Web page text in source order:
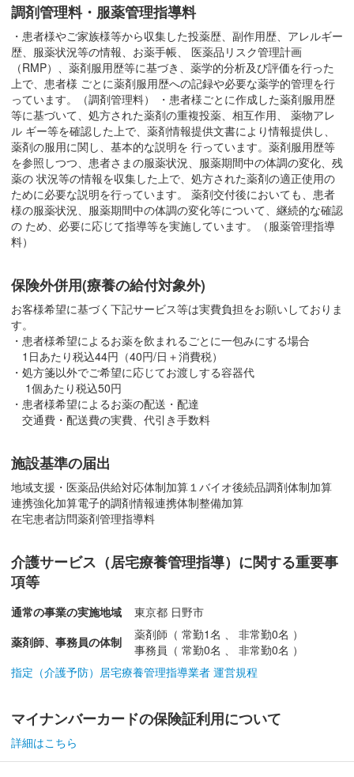
調剤管理料・服薬管理指導料
・患者様やご家族様等から収集した投薬歴、副作用歴、アレルギー
歴、服薬状況等の情報、お薬手帳、 医薬品リスク管理計画
（RMP）、薬剤服用歴等に基づき、薬学的分析及び評価を行った
上で、患者様 ごとに薬剤服用歴への記録や必要な薬学的管理を行
っています。（調剤管理料） ・患者様ごとに作成した薬剤服用歴
等に基づいて、処方された薬剤の重複投薬、相互作用、 薬物アレ
ル ギー等を確認した上で、薬剤情報提供文書により情報提供し、
薬剤の服用に関し、基本的な説明を 行っています。薬剤服用歴等
を参照しつつ、患者さまの服薬状況、服薬期間中の体調の変化、残
薬の 状況等の情報を収集した上で、処方された薬剤の適正使用の
ために必要な説明を行っています。 薬剤交付後においても、患者
様の服薬状況、服薬期間中の体調の変化等について、継続的な確認
の ため、必要に応じて指導等を実施しています。（服薬管理指導
料）
保険外併用(療養の給付対象外)
お客様希望に基づく下記サービス等は実費負担をお願いしておりま
す。
・患者様希望によるお薬を飲まれるごとに一包みにする場合
1日あたり税込44円（40円/日＋消費税）
・処方箋以外でご希望に応じてお渡しする容器代
1個あたり税込50円
・患者様希望によるお薬の配送・配達
交通費・配送費の実費、代引き手数料
施設基準の届出
地域支援・医薬品供給対応体制加算１ バイオ後続品調剤体制加算
連携強化加算電子的調剤情報連携体制整備加算
在宅患者訪問薬剤管理指導料
介護サービス（居宅療養管理指導）に関する重要事
項等
通常の事業の実施地域
東京都 日野市
薬剤師、事務員の体制
薬剤師（ 常勤1名 、 非常勤0名 ）
事務員（ 常勤0名 、 非常勤0名 ）
指定（介護予防）居宅療養管理指導業者 運営規程
マイナンバーカードの保険証利用について
詳細はこちら